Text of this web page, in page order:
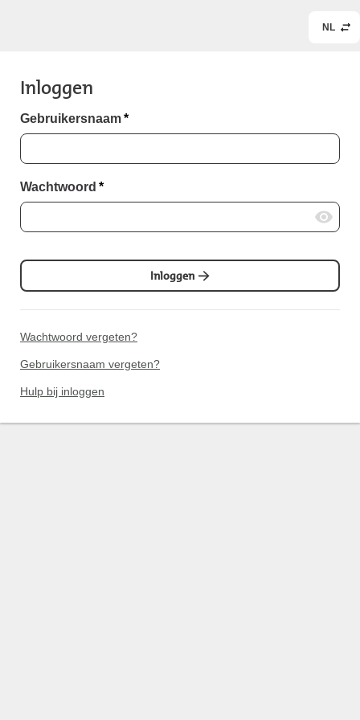
NL
Inloggen
Gebruikersnaam*
Wachtwoord *
Inloggen
Wachtwoord vergeten?
Gebruikersnaam vergeten?
Hulp bij inloggen